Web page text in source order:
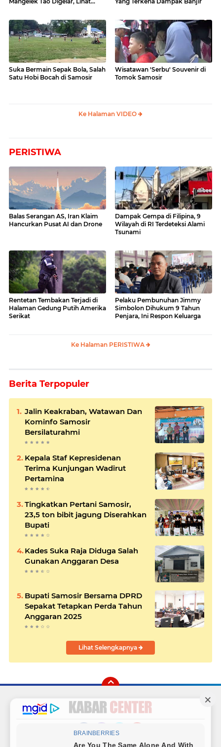
Suka Bermain Sepak Bola, Salah
Satu Hobi Bocah di Samosir
Wisatawan 'Serbu' Souvenir di
Tomok Samosir
Ke Halaman VIDEO
PERISTIWA
Balas Serangan AS, Iran Klaim
Hancurkan Pusat AI dan Drone
Dampak Gempa di Filipina, 9
Wilayah di RI Terdeteksi Alami
Tsunami
Rentetan Tembakan Terjadi di
Halaman Gedung Putih Amerika
Serikat
Pelaku Pembunuhan Jimmy
Simbolon Dihukum 9 Tahun
Penjara, Ini Respon Keluarga
Ke Halaman PERISTIWA
Berita Terpopuler
Jalin Keakraban, Watawan Dan
Kominfo Samosir
Bersilaturahmi
Kepala Staf Kepresidenan
Terima Kunjungan Wadirut
Pertamina
Tingkatkan Pertani Samosir,
23,5 ton bibit jagung Diserahkan
Bupati
Kades Suka Raja Diduga Salah
Gunakan Anggaran Desa
Bupati Samosir Bersama DPRD
Sepakat Tetapkan Perda Tahun
Anggaran 2025
Lihat Selengkapnya
FacebookInstagram
TwitterYouTube